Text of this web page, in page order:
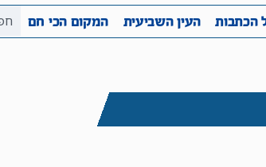
הכתבות העין השביעית המקום הכי חם
לוביסטים כל הכתבות העין